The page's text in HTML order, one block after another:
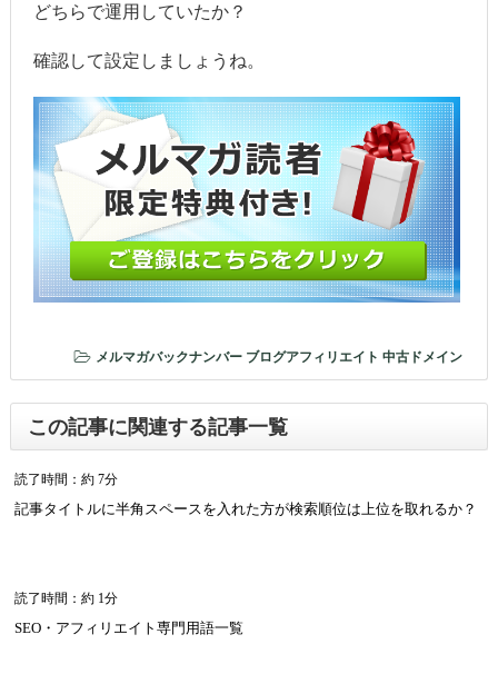
どちらで運用していたか？
確認して設定しましょうね。
メルマガバックナンバー ブログアフィリエイト 中古ドメイン
この記事に関連する記事一覧
読了時間：約 7分
記事タイトルに半角スペースを入れた方が検索順位は上位を取れるか？
読了時間：約 1分
SEO・アフィリエイト専門用語一覧